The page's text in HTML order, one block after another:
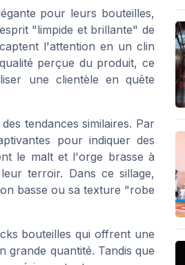
pour leurs bouteilles,
"limpide et brillante" de
l'attention en un clin
perçue du produit, ce
une clientèle en quête
tendances similaires. Par
pour indiquer des
le malt et l'orge brasse à
terroir. Dans ce sillage,
basse ou sa texture "robe
bouteilles qui offrent une
quantité. Tandis que